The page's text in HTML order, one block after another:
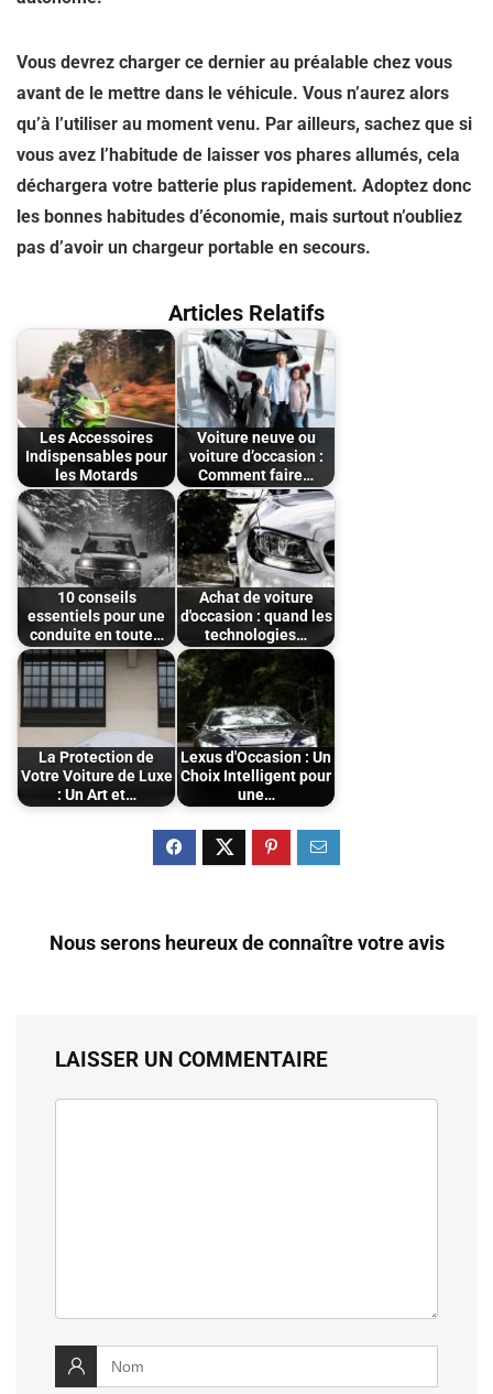
Vous devrez charger ce dernier au préalable chez vous
avant de le mettre dans le véhicule. Vous n’aurez alors
qu’à l’utiliser au moment venu. Par ailleurs, sachez que si
vous avez l’habitude de laisser vos phares allumés, cela
déchargera votre batterie plus rapidement. Adoptez donc
les bonnes habitudes d’économie, mais surtout n’oubliez
pas d’avoir un chargeur portable en secours.
Articles Relatifs
Les Accessoires
Indispensables pour
les Motards
Voiture neuve ou
voiture d’occasion :
Comment faire…
10 conseils
essentiels pour une
conduite en toute…
Achat de voiture
d'occasion : quand les
technologies…
La Protection de
Votre Voiture de Luxe
: Un Art et…
Lexus d'Occasion : Un
Choix Intelligent pour
une…
Nous serons heureux de connaître votre avis
LAISSER UN COMMENTAIRE